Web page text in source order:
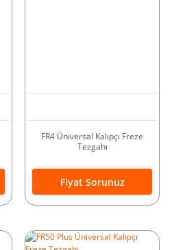
FR4 Üniversal Kalıpçı Freze
Tezgahı
Fiyat Sorunuz